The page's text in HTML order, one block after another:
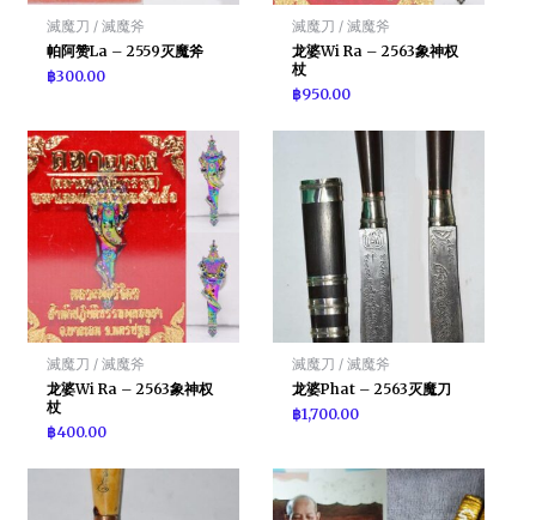
滅魔刀 / 滅魔斧
帕阿赞La – 2559灭魔斧
฿300.00
滅魔刀 / 滅魔斧
龙婆Wi Ra – 2563象神权
杖
฿950.00
滅魔刀 / 滅魔斧
龙婆Wi Ra – 2563象神权
杖
฿400.00
滅魔刀 / 滅魔斧
龙婆Phat – 2563灭魔刀
฿1,700.00